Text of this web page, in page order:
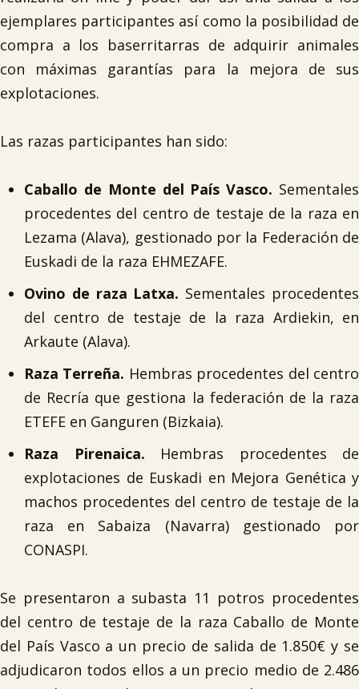

ejemplares participantes así como la posibilidad de
compra a los baserritarras de adquirir animales
con máximas garantías para la mejora de sus
explotaciones.
Las razas participantes han sido:
Caballo de Monte del País Vasco. Sementales
procedentes del centro de testaje de la raza en
Lezama (Alava), gestionado por la Federación de
Euskadi de la raza EHMEZAFE.
Ovino de raza Latxa. Sementales procedentes
del centro de testaje de la raza Ardiekin, en
Arkaute (Alava).
Raza Terreña. Hembras procedentes del centro
de Recría que gestiona la federación de la raza
ETEFE en Ganguren (Bizkaia).
Raza Pirenaica. Hembras procedentes de
explotaciones de Euskadi en Mejora Genética y
machos procedentes del centro de testaje de la
raza en Sabaiza (Navarra) gestionado por
CONASPI.
Se presentaron a subasta 11 potros procedentes
del centro de testaje de la raza Caballo de Monte
del País Vasco a un precio de salida de 1.850€ y se
adjudicaron todos ellos a un precio medio de 2.486